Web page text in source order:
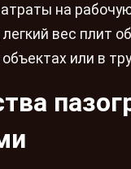
на
легкий вес плит
или в